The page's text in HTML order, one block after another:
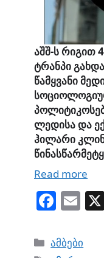
აშშ-ს რიგით
ტრანპი
წამყვანი
ლედისა და
ჰილარი
Read more
Fa
bo
E
ail
Categories
ამბები